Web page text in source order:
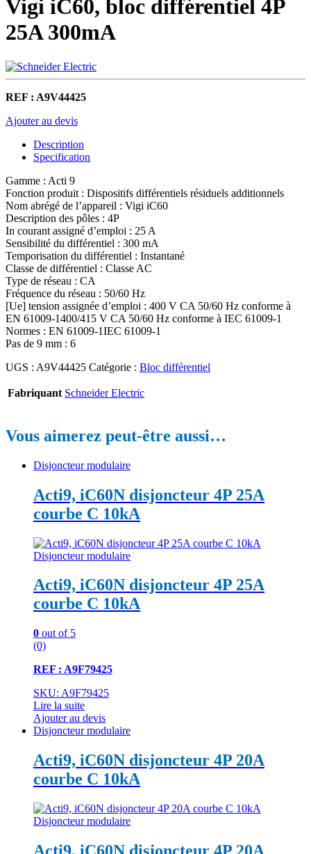
Vigi iC60, bloc différentiel 4P
25A 300mA
REF : A9V44425
Ajouter au devis
Description
Specification
Gamme : Acti 9
Fonction produit : Dispositifs différentiels résiduels additionnels
Nom abrégé de l’appareil : Vigi iC60
Description des pôles : 4P
In courant assigné d’emploi : 25 A
Sensibilité du différentiel : 300 mA
Temporisation du différentiel : Instantané
Classe de différentiel : Classe AC
Type de réseau : CA
Fréquence du réseau : 50/60 Hz
[Ue] tension assignée d’emploi : 400 V CA 50/60 Hz conforme à
EN 61009-1400/415 V CA 50/60 Hz conforme à IEC 61009-1
Normes : EN 61009-1IEC 61009-1
Pas de 9 mm : 6
UGS : A9V44425 Catégorie : Bloc différentiel
Fabriquant Schneider Electric
Vous aimerez peut-être aussi…
Disjoncteur modulaire
Acti9, iC60N disjoncteur 4P 25A
courbe C 10kA
Disjoncteur modulaire
Acti9, iC60N disjoncteur 4P 25A
courbe C 10kA
0 out of 5
(0)
REF : A9F79425
SKU: A9F79425
Lire la suite
Ajouter au devis
Disjoncteur modulaire
Acti9, iC60N disjoncteur 4P 20A
courbe C 10kA
Disjoncteur modulaire